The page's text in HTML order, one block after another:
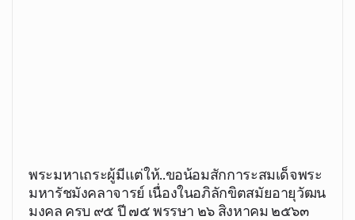
พระมหาเถระผู้มีแต่ให้..ขอน้อมสักการะสมเด็จพระ
มหารัชมังคลาจารย์ เนื่องในอภิลักขิตสมัยอายุวัฒน
มงคล ครบ ๙๕ ปี ๗๕ พรรษา ๒๖ สิงหาคม ๒๕๖๓